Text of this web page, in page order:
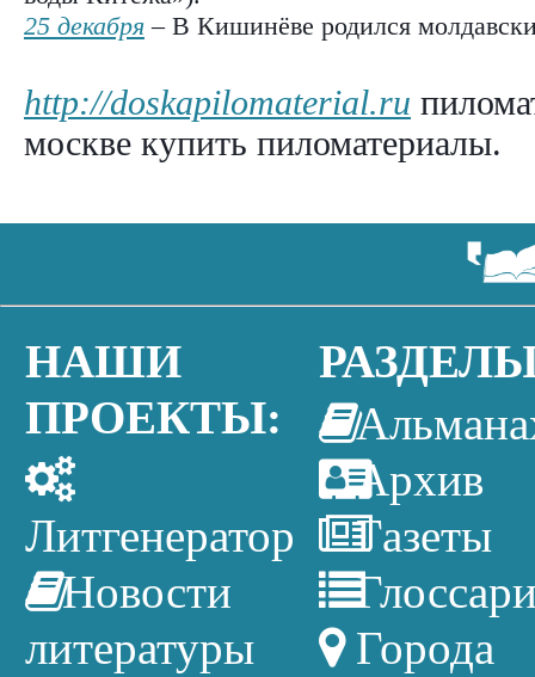
25 декабря – В Кишинёве родился
http://doskapilomaterial.ru
москве купить пиломатериалы.
НАШИ
ПРОЕКТЫ:
Литгенератор
Новости
литературы
Архив
Газеты
Города